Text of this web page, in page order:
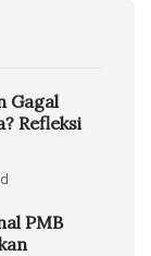
Gagal
Refleksi
PMB